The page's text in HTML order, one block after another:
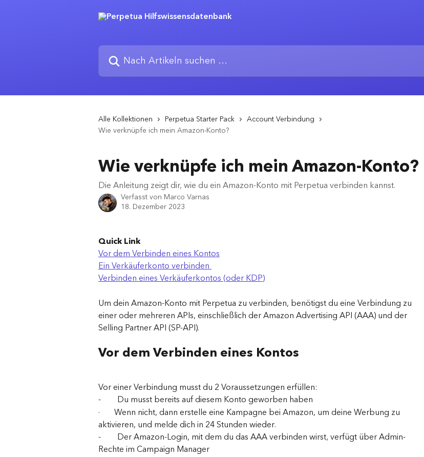
Nach Artikeln suchen …
Alle Kollektionen Perpetua Starter Pack
Account Verbindung
Wie verknüpfe ich mein Amazon-Konto?
Wie verknüpfe ich mein Amazon-Konto?
Die Anleitung zeigt dir, wie du ein Amazon-Konto mit Perpetua verbinden kannst.
Verfasst von Marco Varnas
18. Dezember 2023
Quick Link
Vor dem Verbinden eines Kontos
Ein Verkäuferkonto verbinden
Verbinden eines Verkäuferkontos (oder KDP)
Um dein Amazon-Konto mit Perpetua zu verbinden, benötigst du eine Verbindung zu
einer oder mehreren APIs, einschließlich der Amazon Advertising API (AAA) und der
Selling Partner API (SP-API).
Vor dem Verbinden eines Kontos
Vor einer Verbindung musst du 2 Voraussetzungen erfüllen:
-        Du musst bereits auf diesem Konto geworben haben
·       Wenn nicht, dann erstelle eine Kampagne bei Amazon, um deine Werbung zu
aktivieren, und melde dich in 24 Stunden wieder.
-        Der Amazon-Login, mit dem du das AAA verbinden wirst, verfügt über Admin-
Rechte im Campaign Manager